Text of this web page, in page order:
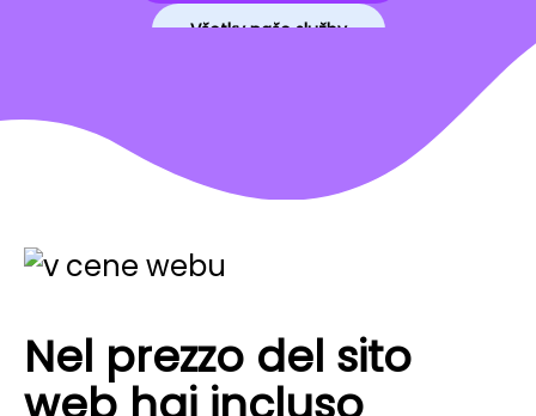
Všetky naše služby
Nel prezzo del sito